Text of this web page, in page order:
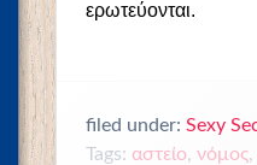
ερωτεύονται.
filed under: Sexy
Tags: αστείο, νόμος,